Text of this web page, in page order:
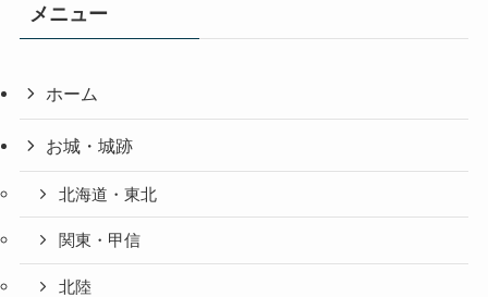
メニュー
ホーム
お城・城跡
北海道・東北
関東・甲信
北陸